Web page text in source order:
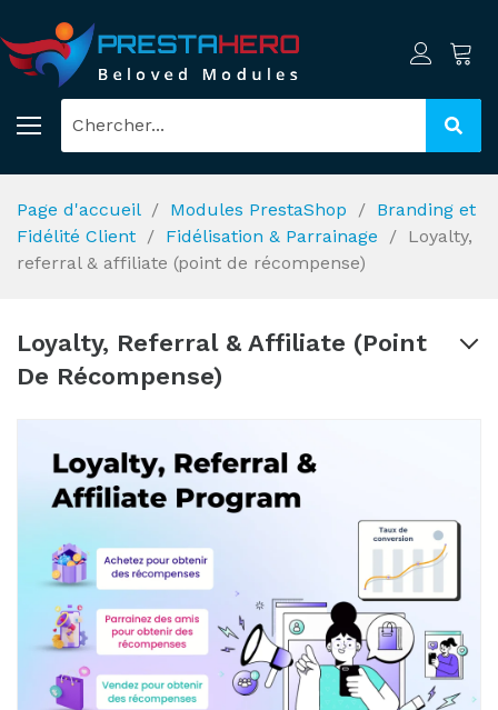
Page d'accueil Modules PrestaShop
Branding et
Fidélité Client
Fidélisation & Parrainage
Loyalty,
referral & affiliate (point de récompense)
Loyalty, Referral & Affiliate (point
De Récompense)